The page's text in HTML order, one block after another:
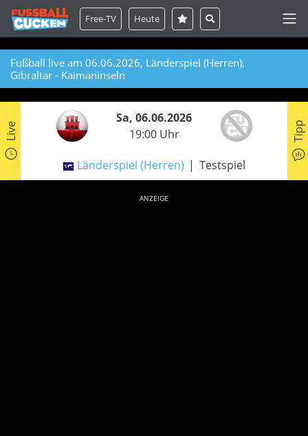
Free-TV Heute
Fußball live am 06.06.2026, Länderspiel (Herren),
Gibraltar - Kaimaninseln
Live
Sa, 06.06.2026
19:00 Uhr
Länderspiel (Herren) Testspiel
Tipp
ANZEIGE